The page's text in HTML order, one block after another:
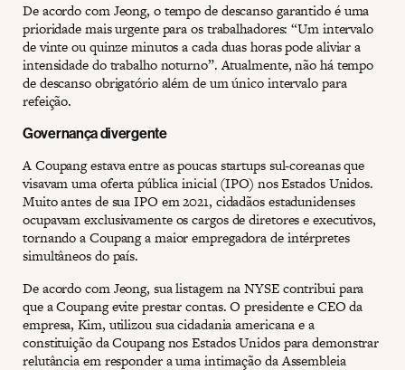
De acordo com Jeong, o tempo de descanso garantido é uma
prioridade mais urgente para os trabalhadores: “Um intervalo
de vinte ou quinze minutos a cada duas horas pode aliviar a
intensidade do trabalho noturno”. Atualmente, não há tempo
de descanso obrigatório além de um único intervalo para
refeição.
Governança divergente
A Coupang estava entre as poucas startups sul-coreanas que
visavam uma oferta pública inicial (IPO) nos Estados Unidos.
Muito antes de sua IPO em 2021, cidadãos estadunidenses
ocupavam exclusivamente os cargos de diretores e executivos,
tornando a Coupang a maior empregadora de intérpretes
simultâneos do país.
De acordo com Jeong, sua listagem na NYSE contribui para
que a Coupang evite prestar contas. O presidente e CEO da
empresa, Kim, utilizou sua cidadania americana e a
constituição da Coupang nos Estados Unidos para demonstrar
relutância em responder a uma intimação da Assembleia